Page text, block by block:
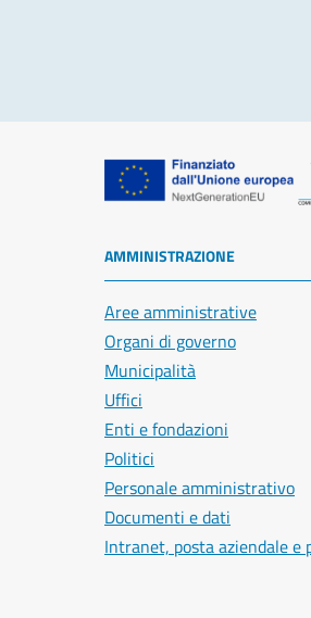
AMMINISTRAZIONE
Aree amministrative
Organi di governo
Municipalità
Uffici
Enti e fondazioni
Politici
Personale amministrativo
Documenti e dati
Intranet, posta aziendale e